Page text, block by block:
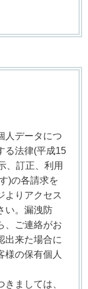
人データにつ
る法律(平成15
、訂正、利用
)の各請求を
よりアクセス
い。漏洩防
、ご連絡がお
出来た場合に
様の保有個人
きましては、